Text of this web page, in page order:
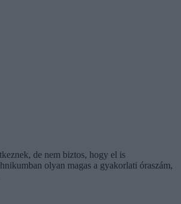
de nem biztos, hogy el is
olyan magas a gyakorlati óraszám,